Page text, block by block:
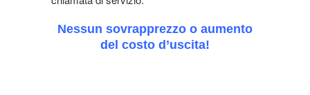
Nessun sovrapprezzo o aumento
del costo d’uscita!